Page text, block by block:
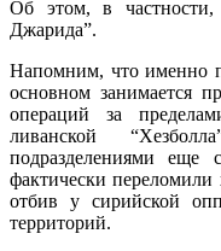
Об этом, в частности,
Джарида”.
Напомним, что именно
основном занимается
операций за
ливанской
подразделениями
фактически переломили
отбив у сирийской
территорий.